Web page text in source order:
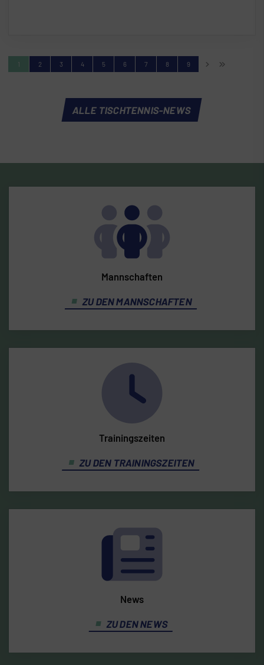
1 2 3 4 5 6 7 8 9
ALLE TISCHTENNIS-NEWS
Mannschaften
ZU DEN MANNSCHAFTEN
Trainingszeiten
ZU DEN TRAININGSZEITEN
News
ZU DEN NEWS